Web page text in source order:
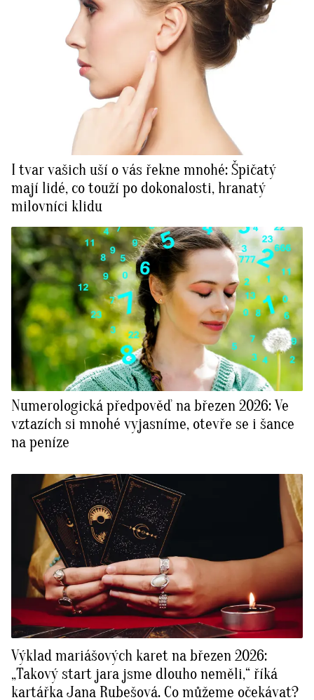
I tvar vašich uší o vás řekne mnohé: Špičatý
mají lidé, co touží po dokonalosti, hranatý
milovníci klidu
Numerologická předpověď na březen 2026: Ve
vztazích si mnohé vyjasníme, otevře se i šance
na peníze
Výklad mariášových karet na březen 2026:
„Takový start jara jsme dlouho neměli,“ říká
kartářka Jana Rubešová. Co můžeme očekávat?